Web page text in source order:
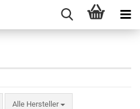
Alle Hersteller